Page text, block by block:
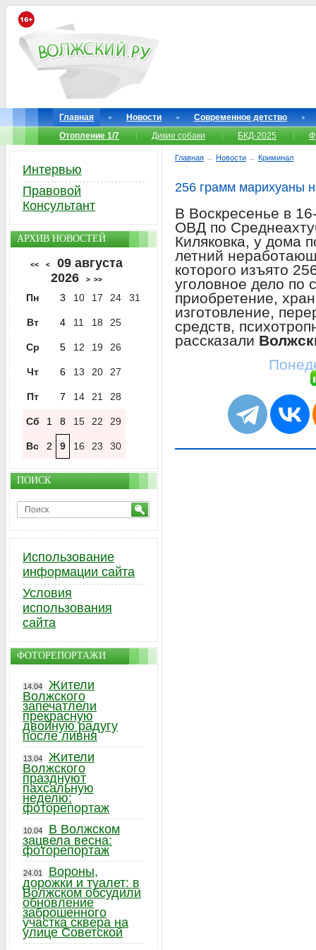
Главная Новости
Современное детство
Отопление 1/7
Дикие собаки БКД-2025
Главная → Новости → Криминал
256 грамм марихуаны
В Воскресенье в
ОВД по
Киляковка, у дома
летний
которого изъято
уголовное дело по
приобретение,
изготовление,
средств,
рассказали
Интервью
Правовой
Консультант
АРХИВ НОВОСТЕЙ
<< <
09 августа
2026
> >>
Пн 3 10 17 24 31
Вт 4 11 18 25
Ср 5 12 19 26
Чт 6 13 20 27
Пт 7 14 21 28
Сб 1 8 15 22 29
Вс 2 9 16 23 30
ПОИСК
Использование
информации сайта
Условия
использования
сайта
ФОТОРЕПОРТАЖИ
14.04
Жители
Волжского
запечатлели
прекрасную
двойную радугу
после ливня
13.04
Жители
Волжского
празднуют
пахсальную
неделю:
фоторепортаж
10.04
В Волжском
зацвела весна:
фоторепортаж
24.01
Вороны,
дорожки и туалет: в
Волжском обсудили
обновление
заброшенного
участка сквера на
улице Советской